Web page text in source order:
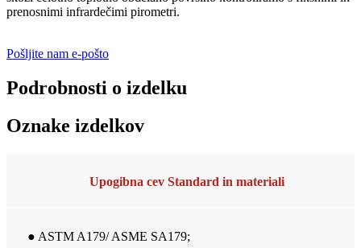
prenosnimi infrardečimi pirometri.
Pošljite nam e-pošto
Podrobnosti o izdelku
Oznake izdelkov
Upogibna cev Standard in materiali
● ASTM A179/ ASME SA179;